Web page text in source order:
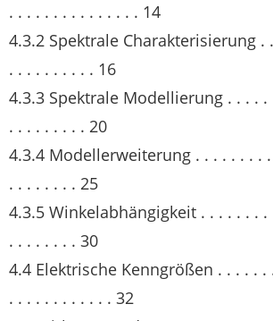
. . . . . . . . . . . . . . . 14
4.3.2 Spektrale Charakterisierung .
. . . . . . . . . . 16
4.3.3 Spektrale Modellierung . . . . .
. . . . . . . . . 20
4.3.4 Modellerweiterung . . . . . . . .
. . . . . . . . 25
4.3.5 Winkelabhängigkeit . . . . . . . .
. . . . . . . . 30
4.4 Elektrische Kenngrößen . . . . . .
. . . . . . . . . . . . 32